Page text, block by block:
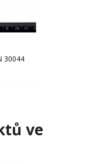
30044
ve